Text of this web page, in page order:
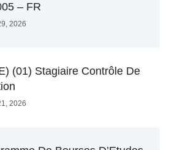
– FR
2026
(01) Stagiaire Contrôle De
2026